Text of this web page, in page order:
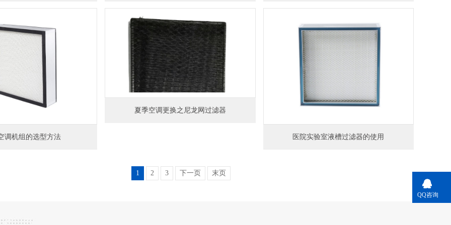
调机组的选型方法
夏季空调更换之尼龙网过滤器
医院实验室液槽过滤器的使用
1 2 3 下一页 末页
QQ咨询